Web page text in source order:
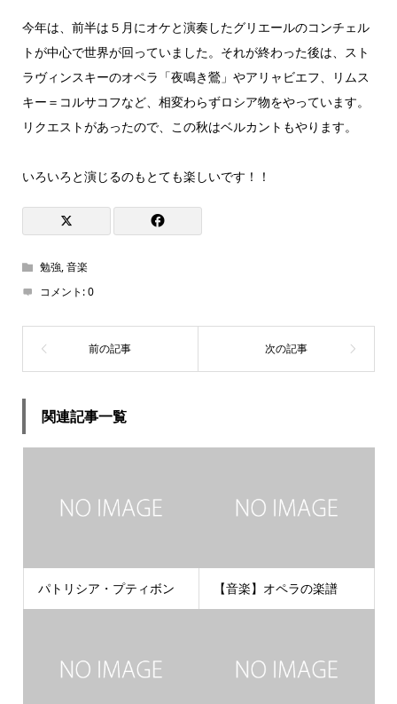
今年は、前半は５月にオケと演奏したグリエールのコンチェル
トが中心で世界が回っていました。それが終わった後は、スト
ラヴィンスキーのオペラ「夜鳴き鶯」やアリャビエフ、リムス
キー＝コルサコフなど、相変わらずロシア物をやっています。
リクエストがあったので、この秋はベルカントもやります。
いろいろと演じるのもとても楽しいです！！
勉強,音楽
コメント:0
関連記事一覧
パトリシア・プティボン 【音楽】オペラの楽譜